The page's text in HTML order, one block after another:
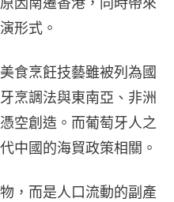
形式。
食烹飪技藝雖被列為國
烹調法與東南亞、非洲
空創造。而葡萄牙人之
中國的海貿政策相關。
，而是人口流動的副產